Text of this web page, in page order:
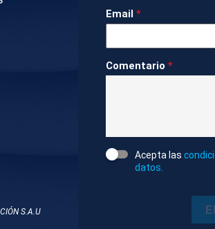
S.A.U
Email *
Comentario *
Acepta las
datos.
Ambiente